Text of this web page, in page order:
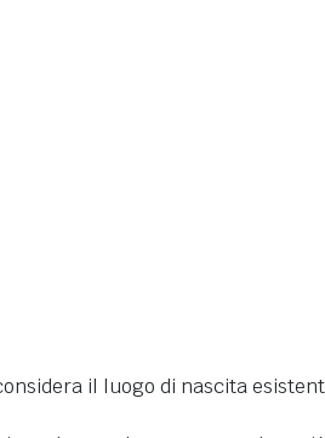
il luogo di nascita